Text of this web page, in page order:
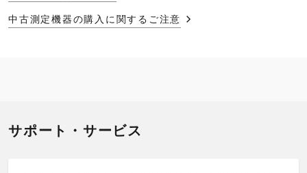
中古測定機器の購入に関するご注意
サポート・サービス